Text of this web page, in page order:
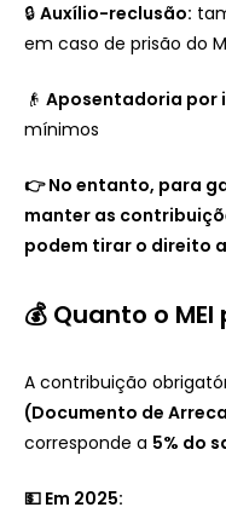
🔒 Auxílio-reclusão:
em caso de prisão do
👴 Aposentadoria por
mínimos
👉 No entanto, para
manter as
podem tirar o direito
💰 Quanto o
A contribuição
(Documento de
corresponde a 5% do
💵 Em 2025: